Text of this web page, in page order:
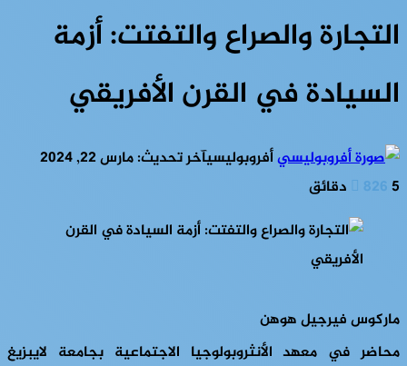
التجارة والصراع والتفتت: أزمة
السيادة في القرن الأفريقي
أفروبوليسيآخر تحديث: مارس 22, 2024
8265 دقائق
ماركوس فيرجيل هوهن
محاضر في معهد الأنثروبولوجيا الاجتماعية بجامعة لايبزيغ